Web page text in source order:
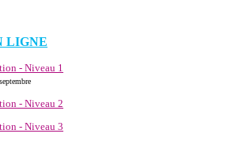
LIGNE
- Niveau 1
- Niveau 2
- Niveau 3